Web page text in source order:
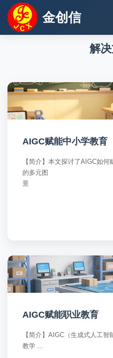
金创信
解
AIGC赋能中小学教育
【简介】本文探讨了AIGC如
的多元图
AIGC赋能职业教育
【简介】AIGC（生成式人工
教学 ...